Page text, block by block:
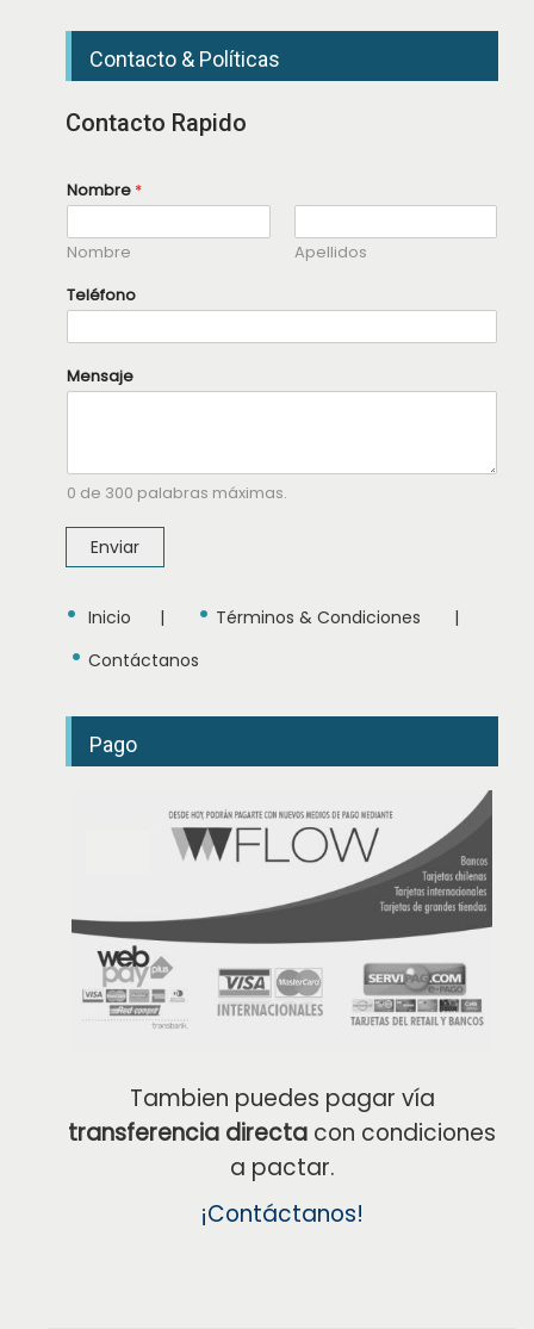
Contacto & Políticas
Contacto Rapido
Nombre *
Nombre
Apellidos
Teléfono
M
e
e
N
m
r
T
Mensaje
0 de 300 palabras máximas.
Enviar
• Inicio | • Términos & Condiciones |
• Contáctanos
Pago
Tambien puedes pagar vía
transferencia directa con condiciones
a pactar.
¡Contáctanos!